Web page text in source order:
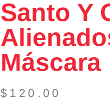
Santo Y
Máscara
$ 120.00